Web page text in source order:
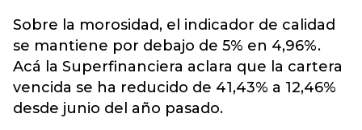
Sobre la morosidad, el indicador de calidad
se mantiene por debajo de 5% en 4,96%.
Acá la Superfinanciera aclara que la cartera
vencida se ha reducido de 41,43% a 12,46%
desde junio del año pasado.